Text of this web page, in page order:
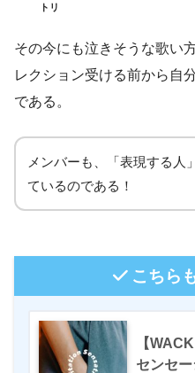
トリ
その今にも泣きそうな歌い
レクション受ける前から自
である。
メンバーも、「表現する人
ているのである！
こちら
【
センセ